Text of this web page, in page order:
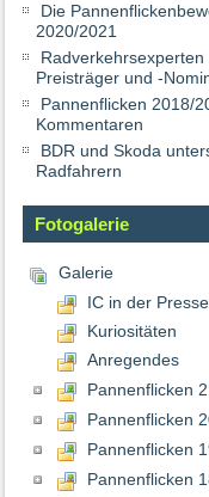
Die
2020/2021
Preisträger und -
Pannenflicken 2018/
Kommentaren
BDR und Skoda
Radfahrern
Fotogalerie
Galerie
IC in der Presse
Kuriositäten
Anregendes
Pannenflicken
Pannenflicken
Pannenflicken
Pannenflicken